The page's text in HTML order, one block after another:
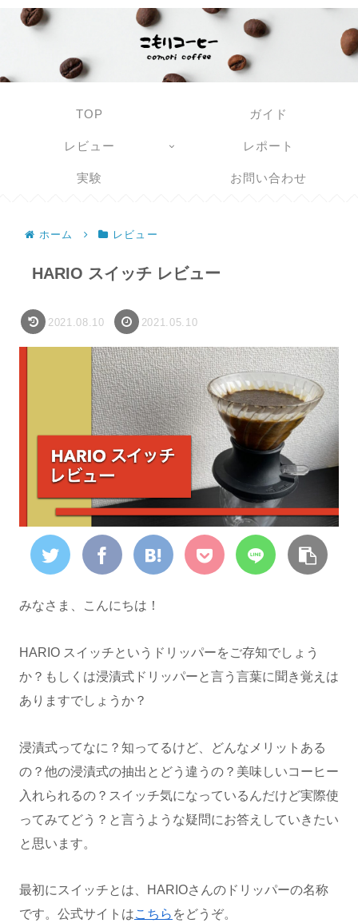
TOP ガイド
レビュー レポート
実験 お問い合わせ
ホーム レビュー
HARIO スイッチ レビュー
2021.08.10 2021.05.10
みなさま、こんにちは！
HARIO スイッチというドリッパーをご存知でしょう
か？もしくは浸漬式ドリッパーと言う言葉に聞き覚えは
ありますでしょうか？
浸漬式ってなに？知ってるけど、どんなメリットある
の？他の浸漬式の抽出とどう違うの？美味しいコーヒー
入れられるの？スイッチ気になっているんだけど実際使
ってみてどう？と言うような疑問にお答えしていきたい
と思います。
最初にスイッチとは、HARIOさんのドリッパーの名称
です。公式サイトはこちら をどうぞ。